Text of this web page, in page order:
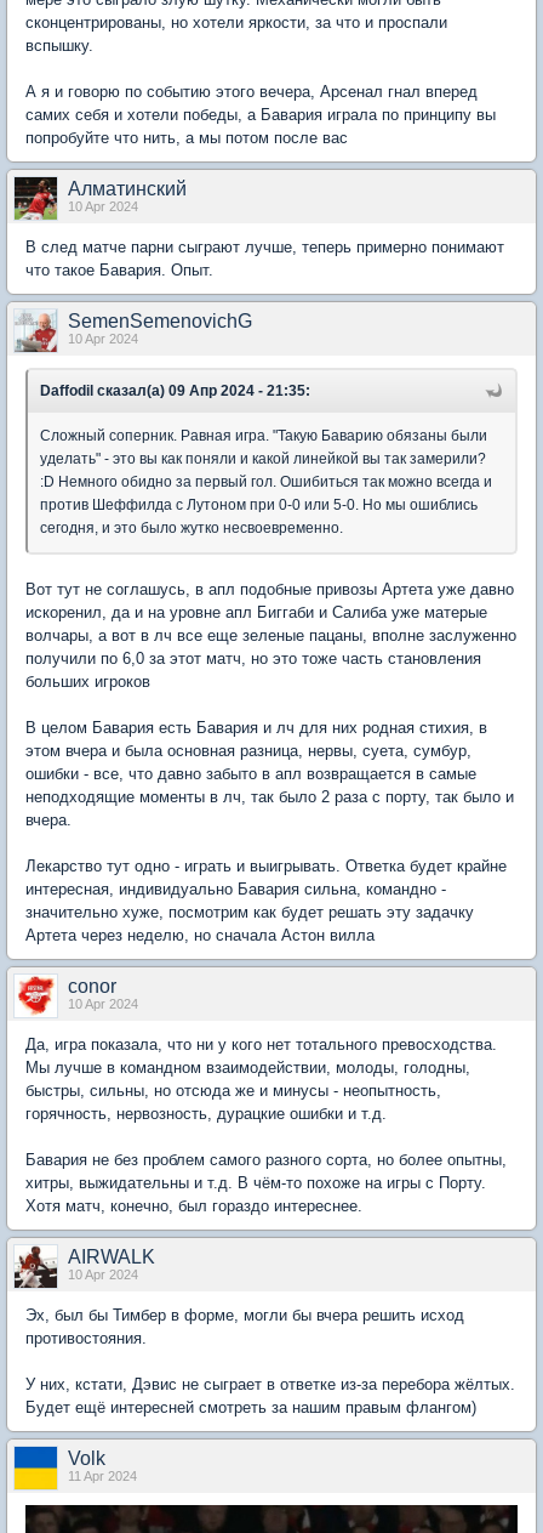
сконцентрированы, но хотели яркости, за что и проспали
вспышку.
А я и говорю по событию этого вечера, Арсенал гнал вперед
самих себя и хотели победы, а Бавария играла по принципу вы
попробуйте что нить, а мы потом после вас
Алматинский
10 Apr 2024
В след матче парни сыграют лучше, теперь примерно понимают
что такое Бавария. Опыт.
SemenSemenovichG
10 Apr 2024
Daffodil сказал(а) 09 Апр 2024 - 21:35:
Сложный соперник. Равная игра. "Такую Баварию обязаны были
уделать" - это вы как поняли и какой линейкой вы так замерили?
:D Немного обидно за первый гол. Ошибиться так можно всегда и
против Шеффилда с Лутоном при 0-0 или 5-0. Но мы ошиблись
сегодня, и это было жутко несвоевременно.
Вот тут не соглашусь, в апл подобные привозы Артета уже давно
искоренил, да и на уровне апл Биггаби и Салиба уже матерые
волчары, а вот в лч все еще зеленые пацаны, вполне заслуженно
получили по 6,0 за этот матч, но это тоже часть становления
больших игроков
В целом Бавария есть Бавария и лч для них родная стихия, в
этом вчера и была основная разница, нервы, суета, сумбур,
ошибки - все, что давно забыто в апл возвращается в самые
неподходящие моменты в лч, так было 2 раза с порту, так было и
вчера.
Лекарство тут одно - играть и выигрывать. Ответка будет крайне
интересная, индивидуально Бавария сильна, командно -
значительно хуже, посмотрим как будет решать эту задачку
Артета через неделю, но сначала Астон вилла
conor
10 Apr 2024
Да, игра показала, что ни у кого нет тотального превосходства.
Мы лучше в командном взаимодействии, молоды, голодны,
быстры, сильны, но отсюда же и минусы - неопытность,
горячность, нервозность, дурацкие ошибки и т.д.
Бавария не без проблем самого разного сорта, но более опытны,
хитры, выжидательны и т.д. В чём-то похоже на игры с Порту.
Хотя матч, конечно, был гораздо интереснее.
AIRWALK
10 Apr 2024
Эх, был бы Тимбер в форме, могли бы вчера решить исход
противостояния.
У них, кстати, Дэвис не сыграет в ответке из-за перебора жёлтых.
Будет ещё интересней смотреть за нашим правым флангом)
Volk
11 Apr 2024